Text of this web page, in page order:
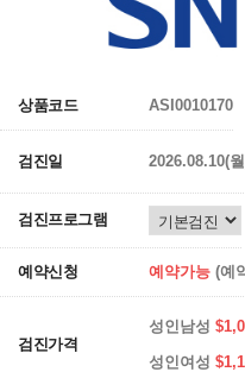
상품코드 ASI0010170
검진일 2026.08.10(
검진프로그램
예약신청 예약가능 (예
검진가격
성인남성
성인여성